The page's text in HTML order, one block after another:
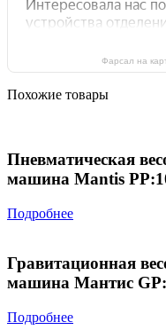
Фарсал на
Похожие товары
Пневматическая
машина Mantis
Подробнее
Гравитационная
машина Мантис
Подробнее